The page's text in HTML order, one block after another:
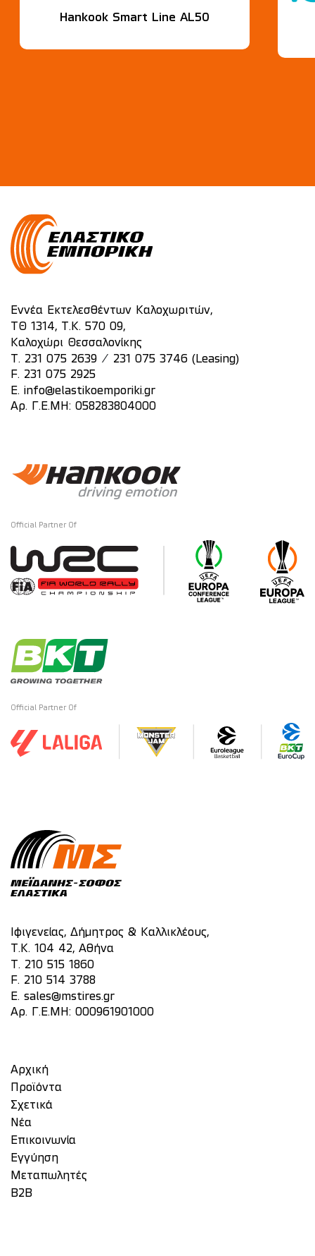
Hankook Smart Line AL50
Εννέα Εκτελεσθέντων Καλοχωριτών,
ΤΘ 1314, Τ.Κ. 570 09,
Καλοχώρι Θεσσαλονίκης
T. 231 075 2639 / 231 075 3746 (Leasing)
F. 231 075 2925
E. info@elastikoemporiki.gr
Αρ. Γ.Ε.ΜΗ: 058283804000
Official Partner Of
Official Partner Of
Ιφιγενείας, Δήμητρος & Καλλικλέους,
Τ.Κ. 104 42, Αθήνα
T. 210 515 1860
F. 210 514 3788
E. sales@mstires.gr
Αρ. Γ.Ε.ΜΗ: 000961901000
Αρχική
Προϊόντα
Σχετικά
Νέα
Επικοινωνία
Eγγύηση
Μεταπωλητές
Β2Β